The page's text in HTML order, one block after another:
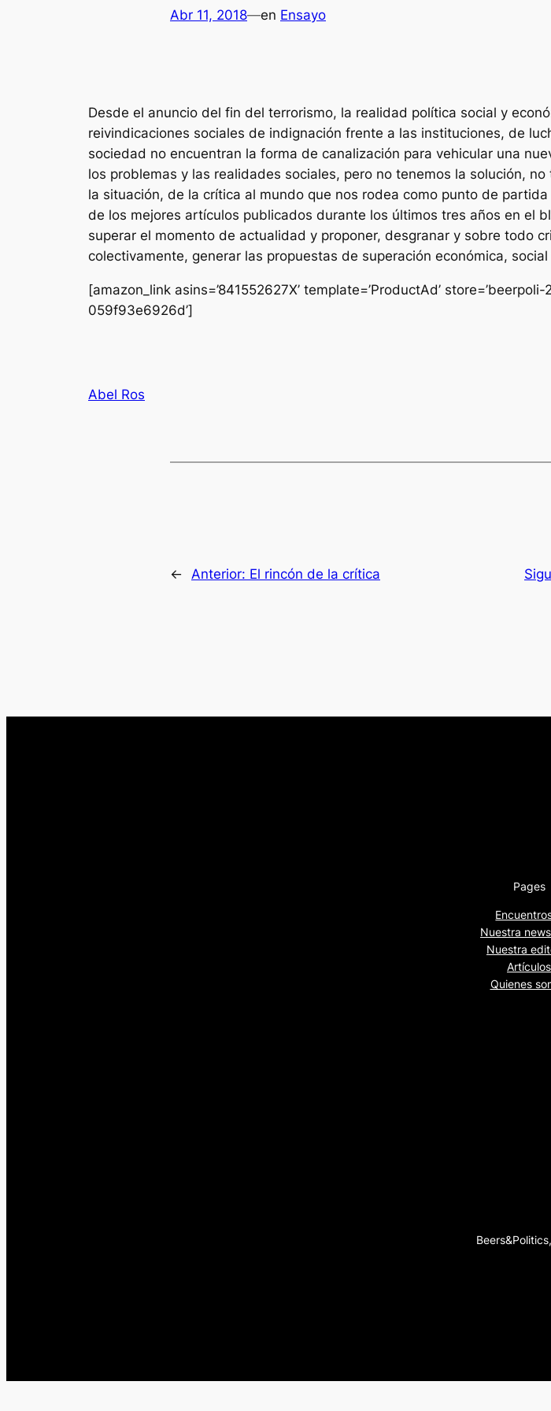
Abr 11, 2018—en Ensayo
Desde el anuncio del fin del terrorismo, la realidad política social y
reivindicaciones sociales de indignación frente a las instituciones, de
sociedad no encuentran la forma de canalización para vehicular una
los problemas y las realidades sociales, pero no tenemos la solución,
la situación, de la crítica al mundo que nos rodea como punto de
de los mejores artículos publicados durante los últimos tres años en el
superar el momento de actualidad y proponer, desgranar y sobre todo
colectivamente, generar las propuestas de superación económica,
[amazon_link asins=’841552627X’ template=’ProductAd’
059f93e6926d’]
Abel Ros
← Anterior: El rincón de la crítica
Pages
Nuestra
Nuestra
Artículos
Quienes